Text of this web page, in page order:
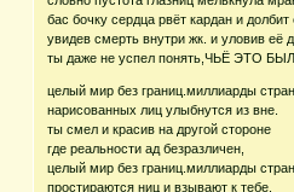
бас бочку сердца рвёт кардан и
увидев смерть внутри жк. и уловив её
ты даже не успел понять,ЧЬЁ ЭТО
целый мир без границ.миллиарды
нарисованных лиц улыбнутся из вне.
ты смел и красив на другой стороне
где реальности ад безразличен,
целый мир без границ.миллиарды
простираются ниц и взывают к тебе.